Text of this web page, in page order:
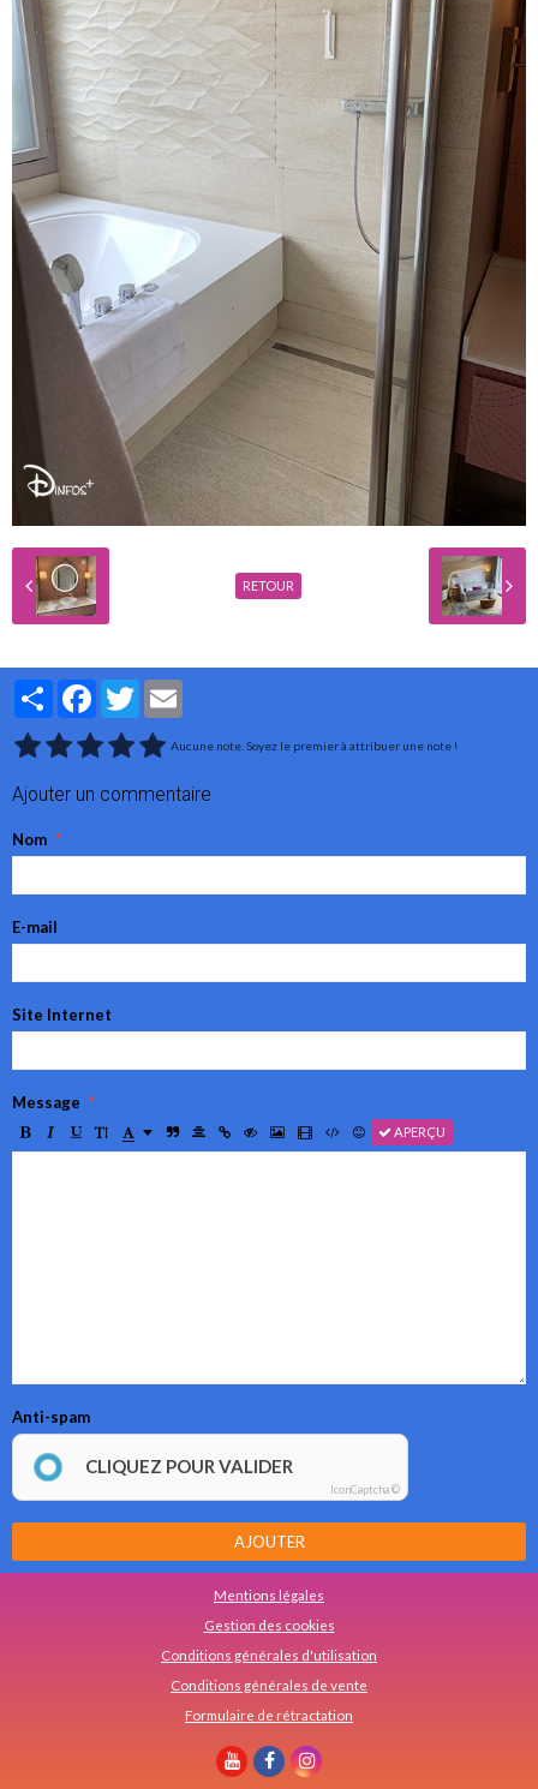
RETOUR
PartagerFacebookTwitter
Aucune note. Soyez le premier à attribuer une note !
Ajouter un commentaire
Nom
E-mail
Site Internet
Message
APERÇU
Anti-spam
CLIQUEZ POUR VALIDER
IconCaptcha ©
AJOUTER
Mentions légales
Gestion des cookies
Conditions générales d'utilisation
Conditions générales de vente
Formulaire de rétractation